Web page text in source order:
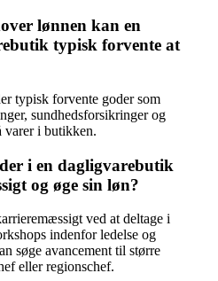
lønnen kan en
typisk forvente at
typisk forvente goder som
sundhedsforsikringer og
varer i butikken.
i en dagligvarebutik
og øge sin løn?
ved at deltage i
indenfor ledelse og
søge avancement til større
eller regionschef.